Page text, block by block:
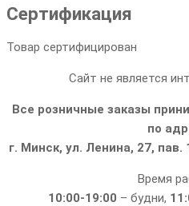
Сертификация
Товар сертифицирован
Сайт не является
Все розничные заказы
по
г. Минск, ул. Ленина, 27,
Время
10:00-19:00 – будни,